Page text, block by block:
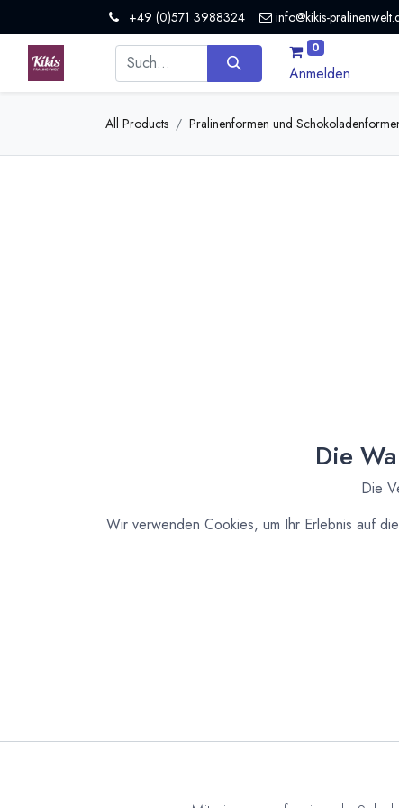
+49 (0)571 3988324 info@kikis-
0
Anmelden
All Products Pralinenformen und
Die
Die
Wir verwenden Cookies, um Ihr Erlebnis auf